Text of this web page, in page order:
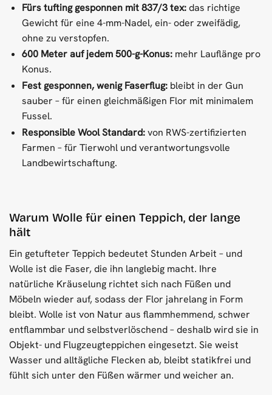
Fürs tufting gesponnen mit 837/3 tex:das richtige
Gewicht für eine 4-mm-Nadel, ein- oder zweifädig,
ohne zu verstopfen.
600 Meter auf jedem 500-g-Konus:mehr Lauflänge pro
Konus.
Fest gesponnen, wenig Faserflug:bleibt in der Gun
sauber – für einen gleichmäßigen Flor mit minimalem
Fussel.
Responsible Wool Standard:von RWS-zertifizierten
Farmen – für Tierwohl und verantwortungsvolle
Landbewirtschaftung.
Warum Wolle für einen Teppich, der lange
hält
Ein getufteter Teppich bedeutet Stunden Arbeit – und
Wolle ist die Faser, die ihn langlebig macht. Ihre
natürliche Kräuselung richtet sich nach Füßen und
Möbeln wieder auf, sodass der Flor jahrelang in Form
bleibt. Wolle ist von Natur aus flammhemmend, schwer
entflammbar und selbstverlöschend – deshalb wird sie in
Objekt- und Flugzeugteppichen eingesetzt. Sie weist
Wasser und alltägliche Flecken ab, bleibt statikfrei und
fühlt sich unter den Füßen wärmer und weicher an.